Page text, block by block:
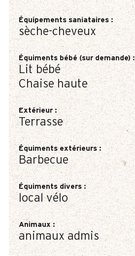
Équipements saniataires:
sèche-cheveux
Équiments bébé (sur demande):
Lit bébé
Chaise haute
Extérieur:
Terrasse
Équiments extérieurs:
Barbecue
Équiments divers:
local vélo
Animaux :
animaux admis